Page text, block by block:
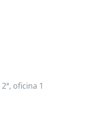
oficina 1